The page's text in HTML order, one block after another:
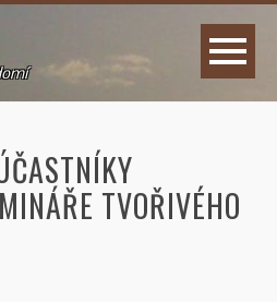
TVOŘIVÉHO